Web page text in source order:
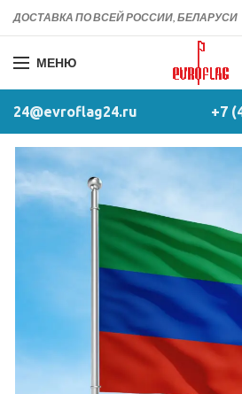
ДОСТАВКА ПО ВСЕЙ РОССИИ, БЕЛАРУСИ
МЕНЮ
24@evroflag24.ru +7